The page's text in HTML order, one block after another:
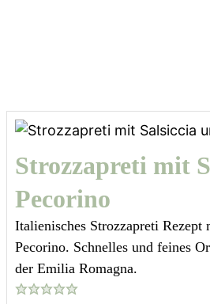
Strozzapreti mit
Pecorino
Italienisches Strozzapreti Rezept
Pecorino. Schnelles und feines
der Emilia Romagna.